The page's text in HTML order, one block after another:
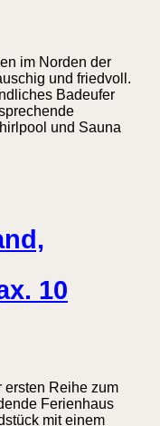
im Norden der
und friedvoll.
Badeufer
und Sauna
10
ersten Reihe zum
Ferienhaus
mit einem